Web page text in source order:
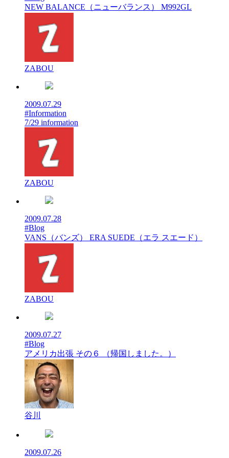
NEW BALANCE（ニューバランス） M992GL
ZABOU
2009.07.29
#Information
7/29 information
ZABOU
2009.07.28
#Blog
VANS（バンズ） ERA SUEDE（エラ スエード）
ZABOU
2009.07.27
#Blog
アメリカ出張 その６ （帰国しました。）
谷川
2009.07.26